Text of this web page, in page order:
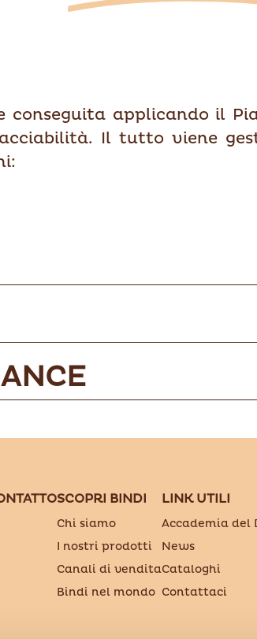
conseguita applicando il
Il tutto viene
SCOPRI BINDI
Chi siamo
I nostri prodotti
Canali di vendita
Bindi nel mondo
LINK UTILI
Accademia del
News
Cataloghi
Contattaci